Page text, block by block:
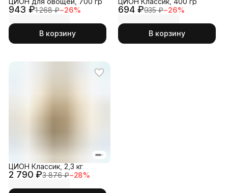
943 ₽1 268 ₽−26%
В корзину
694 ₽935 ₽−26%
В корзину
2 790 ₽3 876 ₽−28%
ЦИОН Классик, 2,3 кг